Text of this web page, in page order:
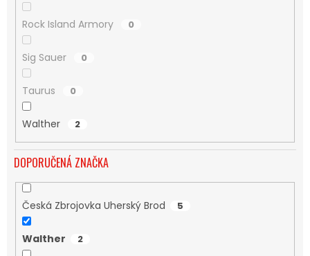
Rock Island Armory 0
Sig Sauer 0
Taurus 0
Walther 2
DOPORUČENÁ ZNAČKA
Česká Zbrojovka Uherský Brod 5
Walther 2